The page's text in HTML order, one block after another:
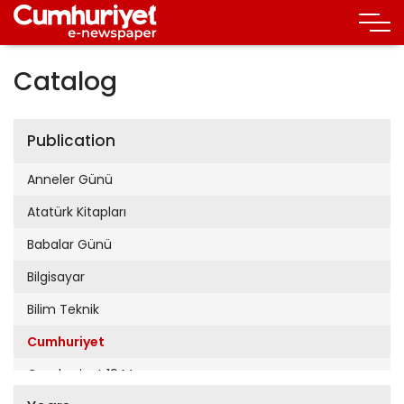
Catalog
Publication
Anneler Günü
Atatürk Kitapları
Babalar Günü
Bilgisayar
Bilim Teknik
Cumhuriyet
Cumhuriyet 19 Mayıs